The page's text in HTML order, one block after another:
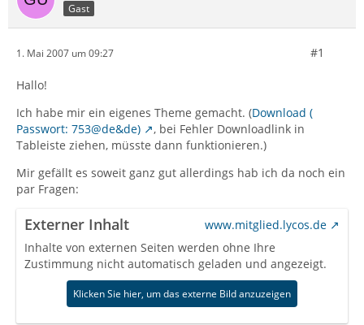
Gast
1. Mai 2007 um 09:27 #1
Hallo!
Ich habe mir ein eigenes Theme gemacht. (Download (
Passwort: 753@de&de)
, bei Fehler Downloadlink in
Tableiste ziehen, müsste dann funktionieren.)
Mir gefällt es soweit ganz gut allerdings hab ich da noch ein
par Fragen:
Externer Inhalt
www.mitglied.lycos.de
Inhalte von externen Seiten werden ohne Ihre
Zustimmung nicht automatisch geladen und angezeigt.
Klicken Sie hier, um das externe Bild anzuzeigen